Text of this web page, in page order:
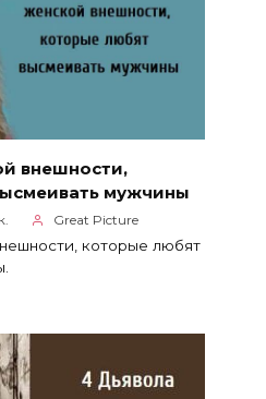
внешности,
мужчины
Great Picture
которые любят